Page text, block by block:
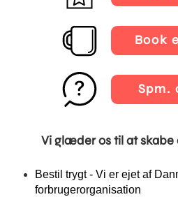
Book
Spm.
Vi glæder os til at skabe
Bestil trygt - Vi er ejet af
forbrugerorganisation